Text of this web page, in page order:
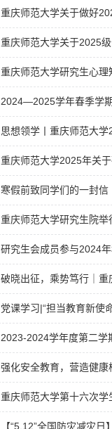
重庆师范大学关于做好
重庆师范大学关于2025
重庆师范大学研究生心理
2024—2025学年春季学
思想领学丨重庆师范大
重庆师范大学2025年关
寒假前致同学们的一封信
重庆师范大学研究生院
研究生会成员参与2024
破晓出征，乘势笃行｜
党课学习|“担当教育新使
2023-2024学年度第二学
强化安全教育，营造健康
重庆师范大学第十六次
【“5.12”全国防灾减灾